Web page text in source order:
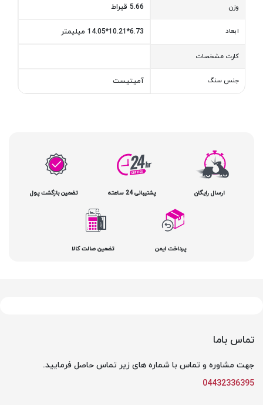
وزن 5.66 قیراط
ابعاد 6.73*10.21*14.05 میلیمتر
کارت مشخصات
جنس سنگ آمیتیست
ارسال رایگان پشتیبانی 24 ساعته تضمین بازگشت پول
پرداخت ایمن تضمین صالت کالا
تماس باما
جهت مشاوره و تماس با شماره های زیر تماس حاصل فرمایید.
04432336395